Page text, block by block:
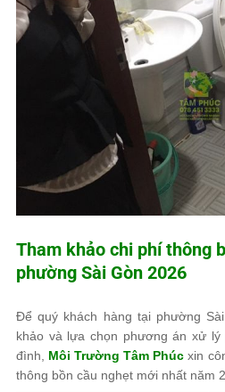
Tham khảo chi phí thông
phường Sài Gòn 2026
Để quý khách hàng tại phường
khảo và lựa chọn phương án xử
đình, Môi Trường Tâm Phúc xin
thông bồn cầu nghẹt mới nhất năm